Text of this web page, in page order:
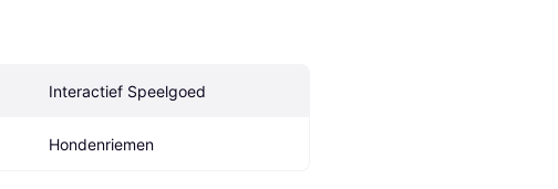
Interactief Speelgoed
Hondenriemen